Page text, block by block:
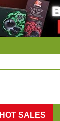
HOT SALES